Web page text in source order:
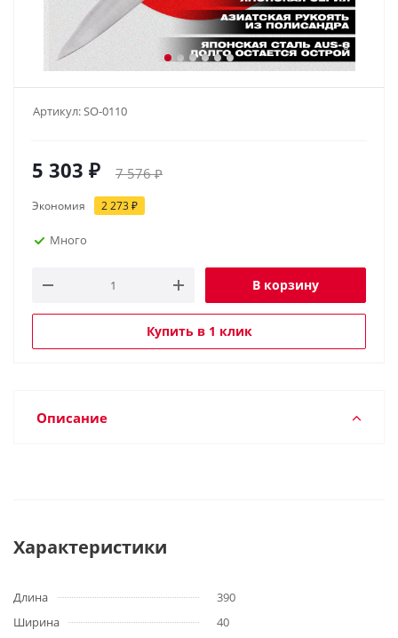
Артикул:SO-0110
5 303 ₽ 7 576₽
Экономия 2 273₽
Много
В корзину
Купить в 1 клик
Описание
Характеристики
Длина
390
Ширина
40